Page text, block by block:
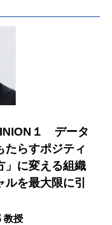
１ データ
たらすポジティ
に変える組織
を最大限に引
授